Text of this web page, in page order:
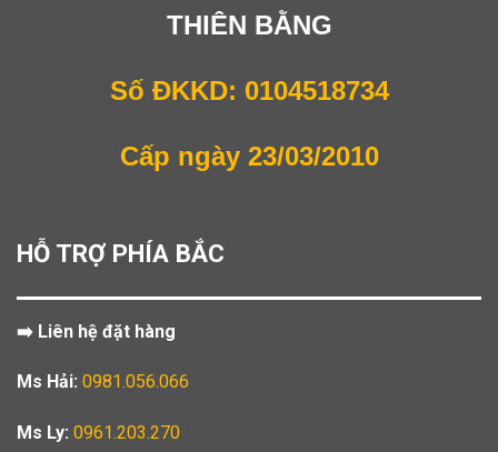
THIÊN BẰNG
Số ĐKKD: 0104518734
Cấp ngày 23/03/2010
HỖ TRỢ PHÍA BẮC
➡️ Liên hệ đặt hàng
Ms Hải: 0981.056.066
Ms Ly: 0961.203.270